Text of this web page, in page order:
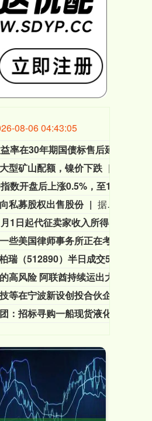
08-06 04:43:07
型矿山配额，镍价下跌
私募股权出售股份
据英国《金融时报》援引知情人士消息，保罗·韦斯（Paul Weiss）、奎因·埃马纽埃尔（Quinn Emanuel）和普罗斯考厄（Proskauer）等美国律师事务所曾探讨将业务股份出售给私募股权（PE）集团的可能性。 知情人士透露，奎因·埃马纽埃尔已与古根海姆证券（Guggenheim Securities）就潜在的私人投资方案进行了沟通，但该律所尚未做出任何决定，也未启动出售流程。 保罗·韦斯管理层在过去数月内曾与新山资本（New Mountain Capital）会面。该公司表示，数月前应其业务合作机构的要求，听取了一些投资提案，但补充称：“目前我们并未推进此类事项。” 普罗斯考厄至少与一家私募股权公司会面，讨论了管理服务组织（MSO）架构问题；而怀特&凯斯（White & Case）也在研究相关结构。两家律所均拒绝向媒体置评。
印尼电商企业自11月1日起代征卖家收入所得税